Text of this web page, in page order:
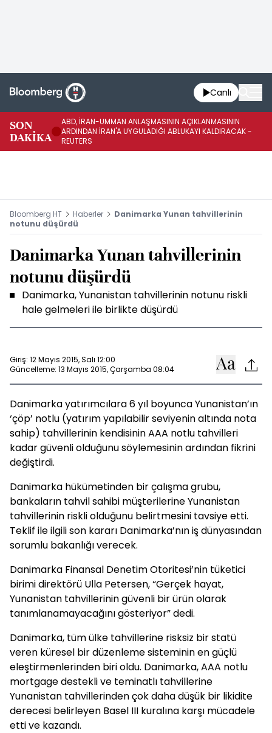
Canlı
SON
DAKİKA
ABD, İRAN-UMMAN ANLAŞMASININ AÇIKLANMASININ
ARDINDAN İRAN'A UYGULADIĞI ABLUKAYI KALDIRACAK -
REUTERS
Bloomberg HT Haberler
Danimarka Yunan tahvillerinin
notunu düşürdü
Danimarka Yunan tahvillerinin
notunu düşürdü
Danimarka, Yunanistan tahvillerinin notunu riskli
hale gelmeleri ile birlikte düşürdü
Giriş: 12 Mayıs 2015, Salı 12:00
Güncelleme: 13 Mayıs 2015, Çarşamba 08:04
Danimarka yatırımcılara 6 yıl boyunca Yunanistan’ın
‘çöp’ notlu (yatırım yapılabilir seviyenin altında nota
sahip) tahvillerinin kendisinin AAA notlu tahvilleri
kadar güvenli olduğunu söylemesinin ardından fikrini
değiştirdi.
Danimarka hükümetinden bir çalışma grubu,
bankaların tahvil sahibi müşterilerine Yunanistan
tahvillerinin riskli olduğunu belirtmesini tavsiye etti.
Teklif ile ilgili son kararı Danimarka’nın iş dünyasından
sorumlu bakanlığı verecek.
Danimarka Finansal Denetim Otoritesi’nin tüketici
birimi direktörü Ulla Petersen, “Gerçek hayat,
Yunanistan tahvillerinin güvenli bir ürün olarak
tanımlanamayacağını gösteriyor” dedi.
Danimarka, tüm ülke tahvillerine risksiz bir statü
veren küresel bir düzenleme sisteminin en güçlü
eleştirmenlerinden biri oldu. Danimarka, AAA notlu
mortgage destekli ve teminatlı tahvillerine
Yunanistan tahvillerinden çok daha düşük bir likidite
derecesi belirleyen Basel III kuralına karşı mücadele
etti ve kazandı.